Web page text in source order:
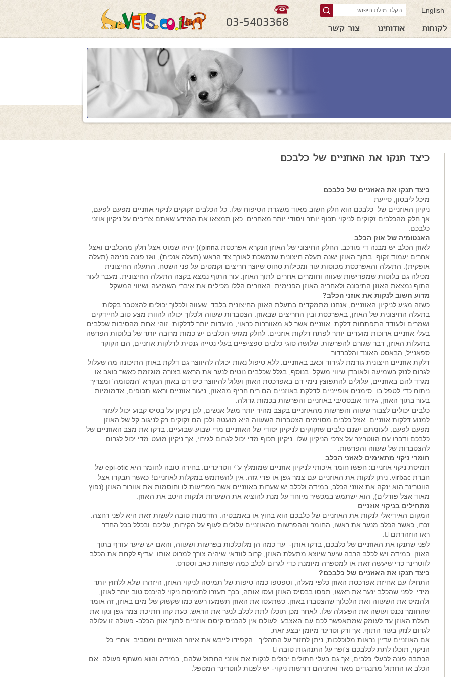
English
לקוחות אודותינו צור קשר
03-5403368
כיצד תנקו את האוזניים של כלבכם
כיצד תנקו את האוזניים של כלבכם
מיכל ליבסון, סייעת
ניקיון האוזניים של כלבכם הוא חלק חשוב מאוד משגרת הטיפוח שלו. כל הכלבים זקוקים לניקוי אוזניים מפעם לפעם,
אך חלק מהכלבים זקוקים לניקוי תכוף יותר ויסודי יותר מאחרים. כאן תמצאו את המידע שאתם צריכים על ניקיון אוזני
כלבכם.
האנטומיה של אוזן הכלב
לאוזן הכלב יש מבנה די מורכב. החלק החיצוני של האוזן הנקרא אפרכסת pinna)) יהיה שמוט אצל חלק מהכלבים ואצל
אחרים יעמוד זקוף. בתוך האוזן ישנה תעלה חיצונית שנמשכת לאורך צד הראש (תעלה אנכית), ואז פונה פנימה (תעלה
אופקית). התעלה והאפרכסת מכוסות עור ומכילות סחוס שיוצר חריצים וקמטים על פני השטח. התעלה החיצונית
מכילה גם בלוטות שמפרישות שעווה וחומרים אחרים לתוך האוזן. עור התוף נמצא בקצה התעלה החיצונית. מעבר לעור
התוף נמצאת האוזן התיכונה ולאחריה האוזן הפנימית. האזורים הללו מכילים את איברי השמיעה ושיווי המשקל.
מדוע חשוב לנקות את אוזני הכלב?
כשזה מגיע לניקיון האוזניים, אנחנו מתמקדים בתעלת האוזן החיצונית בלבד. שעווה ולכלוך יכולים להצטבר בקלות
בתעלה החיצונית של האוזן, באפרכסת ובין החריצים שבאוזן. הצטברות שעווה ולכלוך יכולה להוות מצע טוב לחיידקים
ושמרים ולעודד התפתחות דלקת. אוזניים אשר לא מאווררות כראוי, מועדות יותר לדלקות. זוהי אחת מהסיבות שכלבים
בעלי אוזניים ארוכות מועדים יותר לפתח דלקות אוזניים. לחלק מגזעי הכלבים יש כמות מרובה יותר של בלוטות הפרשה
בתעלות האוזן, דבר שגורם להפרשות. שלושה סוגי כלבים ספציפיים בעלי נטייה גנטית לדלקות אוזניים, הם הקוקר
ספאנייל, הבאסט האונד והלברדור.
דלקת אוזניים חיצונית גורמת לגירוד וכאב באוזניים. ללא טיפול נאות יכולה להיווצר גם דלקת באוזן התיכונה מה שעלול
לגרום לנזק בשמיעה ולאובדן שיווי משקל. בנוסף, בגלל שכלבים נוטים לנער את הראש בצורה מוגזמת כאשר כואב או
מגרד להם באוזניים, עלולים להתפוצץ נימי דם באפרכסת האוזן ועלול להיווצר כיס דם באוזן הנקרא 'המטומה' ומצריך
ניתוח כדי לטפל בו. סימנים אופייניים לדלקת באוזניים הם ריח חריף מהאוזן, ניעור אוזניים וראש תכופים, אדמומיות
בעור בתוך האוזן, גירוד אובססיבי באוזניים והפרשות בכמות גדולה.
כלבים יכולים לצבור שעווה והפרשות מהאוזניים בקצב מהיר יותר משל אנשים, לכן ניקיון על בסיס קבוע יכול לעזור
למנוע דלקות אוזניים. אצל כלבים מסוימים הצטברות השעווה היא מועטה ולכן הם זקוקים רק לניגוב קל של האוזן
מפעם לפעם. לעומתם ישנם כלבים שזקוקים לניקיון יסודי של האוזניים מדי שבוע-שבועיים. בדקו את מצב האוזניים של
כלבכם ודברו עם הווטרינר על צרכי הניקיון שלו. ניקיון תכוף מדי יכול לגרום לגירוי, אך ניקיון מועט מדי יכול לגרום
להצטברות של שעווה והפרשות.
חומרי ניקוי מתאימים לאוזני הכלב
תמיסת ניקוי אוזניים: חפשו חומר איכותי לניקיון אוזניים שמומלץ ע"י ווטרינרים. בחירה טובה לחומר היא epi-otic של
חברת virbac. ניתן לנקות את האוזניים עם צמר גפן או פדי גזה. אין להשתמש במקלות לאוזניים! כאשר תבקרו אצל
הווטרינר הוא ינקה את אוזני הכלב, במידה ולכלב יש שערות באוזניים אשר מפריעות לו וחוסמות את אוורור האוזן (נפוץ
מאוד אצל פודלים), הוא ישתמש במכשיר מיוחד על מנת להוציא את השערות ולנקות היטב את האוזן.
מתחילים בניקוי אוזניים
המקום האידיאלי לנקות את האוזניים של כלבכם הוא בחוץ או באמבטיה. הזדמנות טובה לעשות זאת היא לפני רחצה.
זכרו, כאשר הכלב מנער את ראשו, החומר וההפרשות מהאוזניים עלולים לעוף על הקירות, עליכם ובכלל בכל החדר...
ראו הוזהרתם .
לפני שתנקו את האוזניים של כלבכם, בדקו אותן- עד כמה הן מלוכלכות בפרשות ושעווה, והאם יש שיער עודף בתוך
האוזן. במידה ויש לכלב הרבה שיער שיוצא מתעלת האוזן, קרוב לוודאי שיהיה צורך למרוט אותו. עדיף לקחת את הכלב
לווטרינר כדי שיעשה זאת או למספרה מיומנת כדי לגרום לכלב כמה שפחות כאב וסטרס.
כיצד תנקו את האוזניים של כלבכם?
התחילו עם אחיזת אפרכסת האוזן כלפי מעלה, וטפטפו כמה טיפות של תמיסה לניקוי האוזן, היזהרו שלא ללחוץ יותר
מידי. לפני שהכלב ינער את ראשו, תפסו בבסיס האוזן ועסו אותה, בכך תעזרו לתמיסת ניקוי להיכנס טוב יותר לאוזן,
ולהמיס את השעווה ואת הלכלוך שהצטברו באוזן. כשתעסו את האוזן תשמעו רעש כמו שקשוק של מים באוזן, זה אומר
שהחומר נכנס ועושה את הפעולה שלו. לאחר מכן תוכלו לתת לכלב לנער את הראש. כעת קחו חתיכת צמר גפן ונקו את
תעלת האוזן עד לעומק שמתאפשר לכם עם האצבע. לעולם אין להכניס קיסם אוזניים לתוך אוזן הכלב- פעולה זו עלולה
לגרום לנזק בעור התוף. אך ורק וטרינר מיומן יבצע זאת.
אם האוזניים עדיין נראות מלוכלכות, ניתן לחזור על התהליך. הקפידו לייבש את איזור האוזניים ומסביב. אחרי כל
הניקוי, תוכלו לתת לכלבכם צ'ופר על התנהגות טובה 
הכתבה פונה לבעלי כלבים, אך גם בעלי חתולים יכולים לנקות את אוזני החתול שלהם, במידה והוא משתף פעולה. אם
הכלב או החתול מתנגדים מאד ואוזניהם דורשות ניקוי- יש לפנות לווטרינר המטפל.